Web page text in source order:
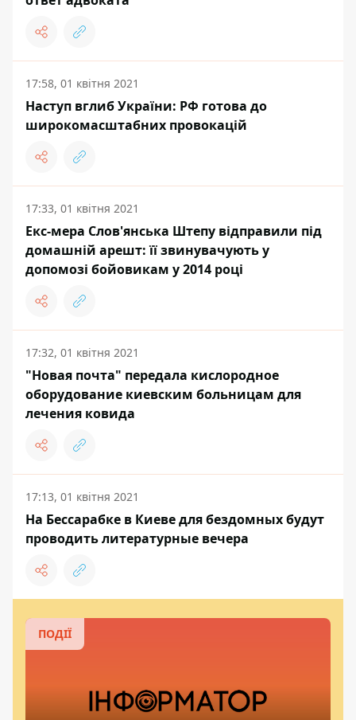
17:58, 01 квітня 2021
Наступ вглиб України: РФ готова до
широкомасштабних провокацій
17:33, 01 квітня 2021
Екс-мера Слов'янська Штепу відправили під
домашній арешт: її звинувачують у
допомозі бойовикам у 2014 році
17:32, 01 квітня 2021
"Новая почта" передала кислородное
оборудование киевским больницам для
лечения ковида
17:13, 01 квітня 2021
На Бессарабке в Киеве для бездомных будут
проводить литературные вечера
ПОДІЇ